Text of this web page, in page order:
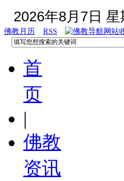
2026年8月7日 星
佛教月历 RSS
首
页
|
佛教
资讯